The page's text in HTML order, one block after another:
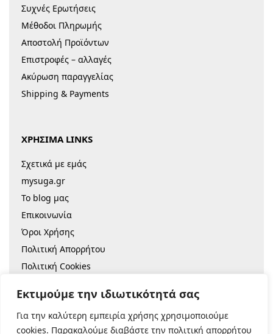
Εκτιμούμε την ιδιωτικότητά σας
Για την καλύτερη εμπειρία χρήσης χρησιμοποιούμε
cookies. Παρακαλούμε διαβάστε την πολιτική απορρήτου
Συχνές Ερωτήσεις
Μέθοδοι Πληρωμής
Αποστολή Προϊόντων
Επιστροφές – αλλαγές
Ακύρωση παραγγελίας
Shipping & Payments
ΧΡΗΣΙΜΑ LINKS
Σχετικά με εμάς
mysuga.gr
Το blog μας
Επικοινωνία
Όροι Χρήσης
Πολιτική Απορρήτου
Πολιτική Cookies
© 2022 |Κατασκευή Eshop